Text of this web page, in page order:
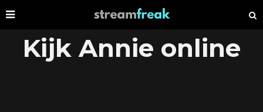
Kijk Annie online